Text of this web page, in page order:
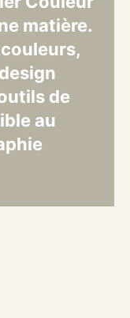
matière.
de
au